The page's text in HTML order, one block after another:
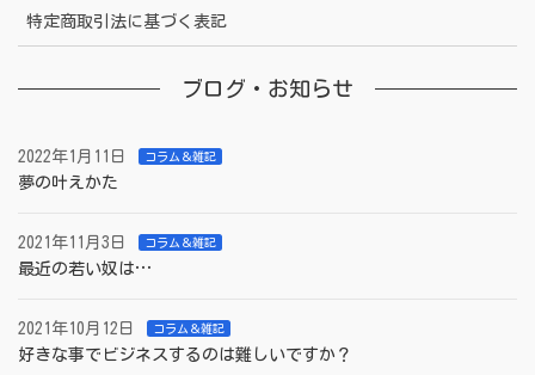
特定商取引法に基づく表記
ブログ・お知らせ
2022年1月11日 コラム＆雑記
夢の叶えかた
2021年11月3日 コラム＆雑記
最近の若い奴は…
2021年10月12日 コラム＆雑記
好きな事でビジネスするのは難しいですか？